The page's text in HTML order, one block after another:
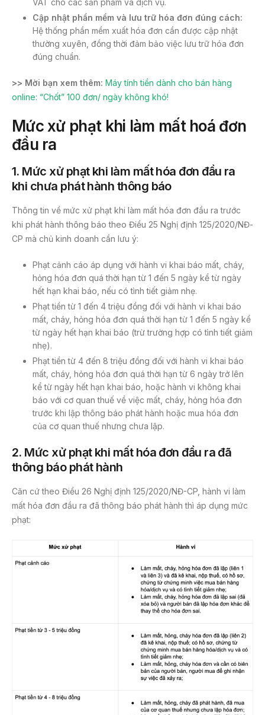
Cập nhật phần mềm và lưu trữ hóa đơn đúng cách:
Hệ thống phần mềm xuất hóa đơn cần được cập nhật
thường xuyên, đồng thời đảm bảo việc lưu trữ hóa đơn
đúng chuẩn.
>> Mời bạn xem thêm: Máy tính tiền dành cho bán hàng
online: “Chốt” 100 đơn/ ngày không khó!
Mức xử phạt khi làm mất hoá đơn
đầu ra
1. Mức xử phạt khi làm mất hóa đơn đầu ra
khi chưa phát hành thông báo
Thông tin về mức xử phạt khi làm mất hóa đơn đầu ra trước
khi phát hành thông báo theo Điều 25 Nghị định 125/2020/NĐ-
CP mà chủ kinh doanh cần lưu ý:
Phạt cảnh cáo áp dụng với hành vi khai báo mất, cháy,
hỏng hóa đơn quá thời hạn từ 1 đến 5 ngày kể từ ngày
hết hạn khai báo, nếu có tình tiết giảm nhẹ.
Phạt tiền từ 1 đến 4 triệu đồng đối với hành vi khai báo
mất, cháy, hỏng hóa đơn quá thời hạn từ 1 đến 5 ngày kể
từ ngày hết hạn khai báo (trừ trường hợp có tình tiết giảm
nhẹ).
Phạt tiền từ 4 đến 8 triệu đồng đối với hành vi khai báo
mất, cháy, hỏng hóa đơn quá thời hạn từ 6 ngày trở lên
kể từ ngày hết hạn khai báo, hoặc hành vi không khai
báo với cơ quan thuế về việc mất, cháy, hỏng hóa đơn
trước khi lập thông báo phát hành hoặc mua hóa đơn
của cơ quan thuế nhưng chưa lập.
2. Mức xử phạt khi mất hóa đơn đầu ra đã
thông báo phát hành
Căn cứ theo Điều 26 Nghị định 125/2020/NĐ-CP, hành vi làm
mất hóa đơn đầu ra đã thông báo phát hành thì áp dụng mức
phạt: